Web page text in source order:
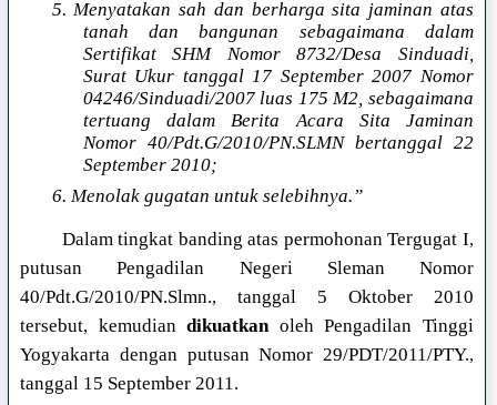
5. Menyatakan sah dan berharga sita jaminan atas
tanah dan bangunan sebagaimana dalam
Sertifikat SHM Nomor 8732/Desa Sinduadi,
Surat Ukur tanggal 17 September 2007 Nomor
04246/Sinduadi/2007 luas 175 M2, sebagaimana
tertuang dalam Berita Acara Sita Jaminan
Nomor 40/Pdt.G/2010/PN.SLMN bertanggal 22
September 2010;
6. Menolak gugatan untuk selebihnya.”
Dalam tingkat banding atas permohonan Tergugat I,
putusan Pengadilan Negeri Sleman Nomor
40/Pdt.G/2010/PN.Slmn., tanggal 5 Oktober 2010
tersebut, kemudiandikuatkanoleh Pengadilan Tinggi
Yogyakarta dengan putusan Nomor 29/PDT/2011/PTY.,
tanggal 15 September 2011.